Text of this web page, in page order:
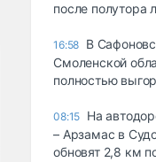
после полутора
16:58 В
Смоленской
полностью
08:15 На
– Арзамас в
обновят 2,8 км